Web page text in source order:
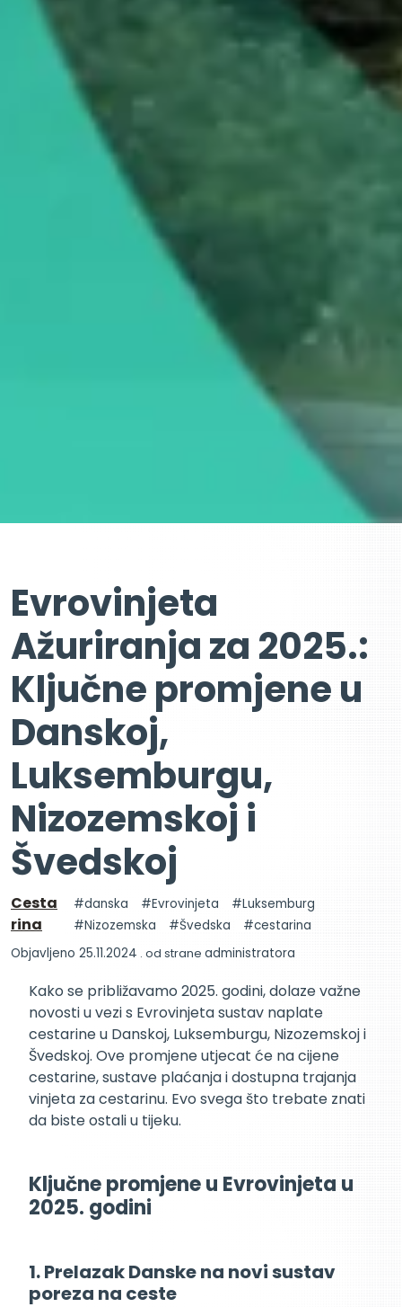
Evrovinjeta
Ažuriranja za 2025.:
Ključne promjene u
Danskoj,
Luksemburgu,
Nizozemskoj i
Švedskoj
Cesta
rina
danska Evrovinjeta
Luksemburg
Nizozemska
Švedska
cestarina
Objavljeno 25.11.2024 . od strane administratora
Kako se približavamo 2025. godini, dolaze važne
novosti u vezi s Evrovinjeta sustav naplate
cestarine u Danskoj, Luksemburgu, Nizozemskoj i
Švedskoj. Ove promjene utjecat će na cijene
cestarine, sustave plaćanja i dostupna trajanja
vinjeta za cestarinu. Evo svega što trebate znati
da biste ostali u tijeku.
Ključne promjene u Evrovinjeta u
2025. godini
1. Prelazak Danske na novi sustav
poreza na ceste